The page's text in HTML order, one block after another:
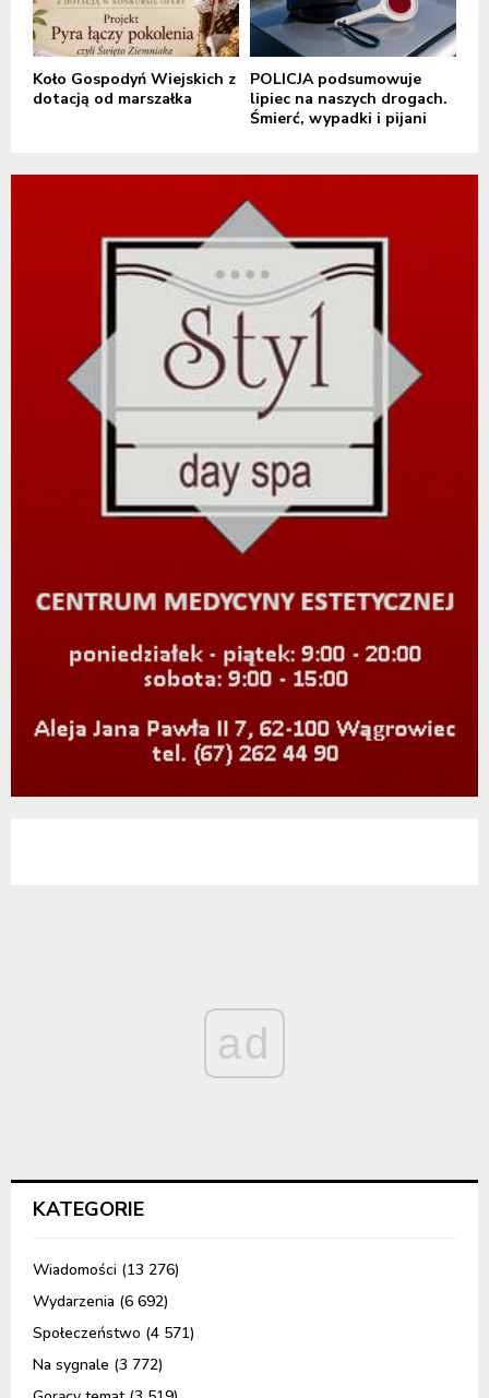
Koło Gospodyń Wiejskich z
dotacją od marszałka
POLICJA podsumowuje
lipiec na naszych drogach.
Śmierć, wypadki i pijani
ad
KATEGORIE
Wiadomości (13 276)
Wydarzenia (6 692)
Społeczeństwo (4 571)
Na sygnale (3 772)